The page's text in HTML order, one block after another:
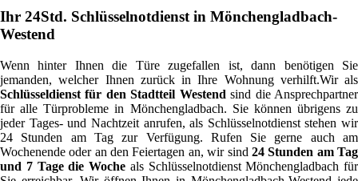
Ihr 24Std. Schlüsselnotdienst in Mönchengladbach-
Westend
Wenn hinter Ihnen die Türe zugefallen ist, dann benötigen Sie
jemanden, welcher Ihnen zurück in Ihre Wohnung verhilft.Wir als
Schlüsseldienst für den Stadtteil Westend sind die Ansprechpartner
für alle Türprobleme in Mönchengladbach. Sie können übrigens zu
jeder Tages- und Nachtzeit anrufen, als Schlüsselnotdienst stehen wir
24 Stunden am Tag zur Verfügung. Rufen Sie gerne auch am
Wochenende oder an den Feiertagen an, wir sind 24 Stunden am Tag
und 7 Tage die Woche als Schlüsselnotdienst Mönchengladbach für